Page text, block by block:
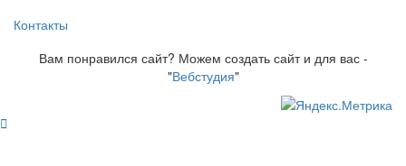
Контакты
Вам понравился сайт? Можем создать сайт и для вас -
"Вебстудия"